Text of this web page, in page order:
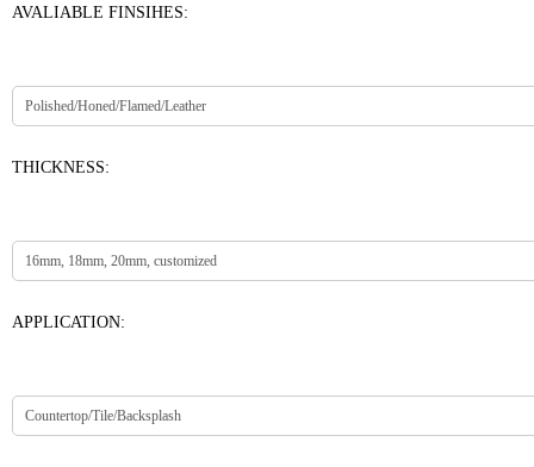
AVALIABLE FINSIHES:
THICKNESS:
APPLICATION: